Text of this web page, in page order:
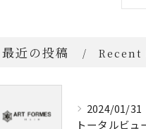
最近の投稿 Recent
2024/01/31